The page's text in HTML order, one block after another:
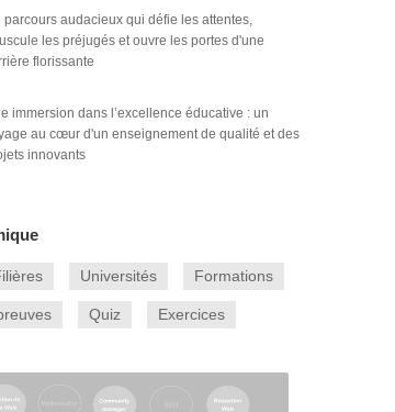
parcours audacieux qui défie les attentes,
les préjugés et ouvre les portes d'une
florissante
immersion dans l’excellence éducative : un
au cœur d'un enseignement de qualité et des
innovants
Universités Formations
Quiz Exercices